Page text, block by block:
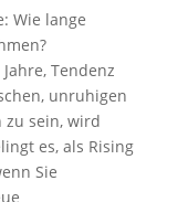
Wie lange
Tendenz
unruhigen
sein, wird
es, als Rising
Sie